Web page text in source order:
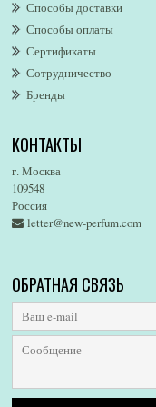
Alsayad
Altaia
Alvarez Gomez
Alviero Martini
Alyson Oldoini
American Eagle
Amore Segreto
Amorino
Amouage
Amzan
Anat Fritz
Andre D`Archer
Andrea Maack
Andy Warhol
Способы доставки
Способы оплаты
Сертификаты
Сотрудничество
Бренды
КОНТАКТЫ
г. Москва
109548
Россия
letter@new-perfum.com
ОБРАТНАЯ СВЯЗЬ